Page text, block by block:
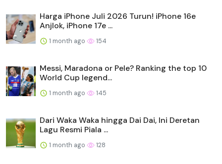
Harga iPhone Juli 2026 Turun! iPhone 16e
Anjlok, iPhone 17e ...
1 month ago 154
Messi, Maradona or Pele? Ranking the top 10
World Cup legend...
1 month ago 145
Dari Waka Waka hingga Dai Dai, Ini Deretan
Lagu Resmi Piala ...
1 month ago 128